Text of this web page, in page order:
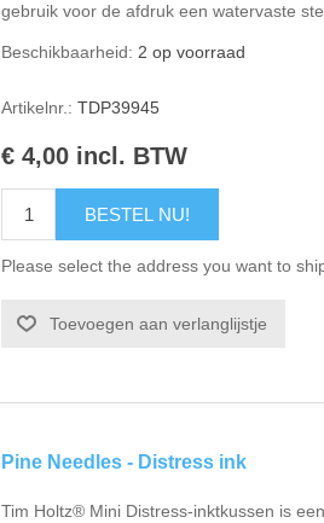
gebruik voor de afdruk een watervaste
Beschikbaarheid: 2 op voorraad
Artikelnr.: TDP39945
€ 4,00 incl. BTW
BESTEL NU!
Please select the address you want to
Toevoegen aan verlanglijstje
Pine Needles - Distress ink
Tim Holtz® Mini Distress-inktkussen is